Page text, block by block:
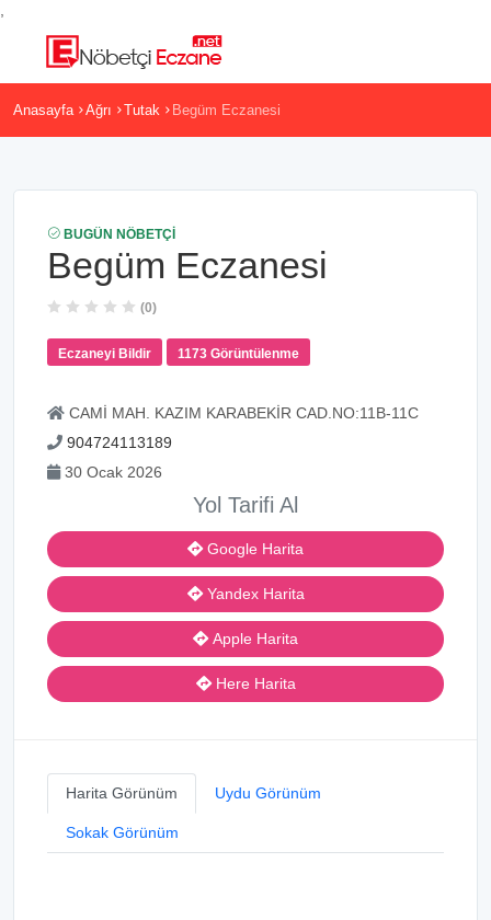
Anasayfa Ağrı Tutak Begüm Eczanesi
BUGÜN NÖBETÇI
Begüm Eczanesi
(0)
Eczaneyi Bildir 1173 Görüntülenme
CAMİ MAH. KAZIM KARABEKİR CAD.NO:11B-11C
904724113189
30 Ocak 2026
Yol Tarifi Al
Google Harita
Yandex Harita
Apple Harita
Here Harita
Harita Görünüm Uydu Görünüm
Sokak Görünüm